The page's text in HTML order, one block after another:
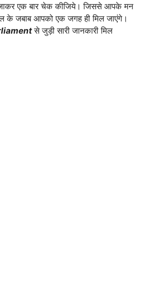
एक बार चेक कीजिये। जिससे आपके मन
के जबाब आपको एक जगह ही मिल जाएंगे।
से जुड़ी सारी जानकारी मिल